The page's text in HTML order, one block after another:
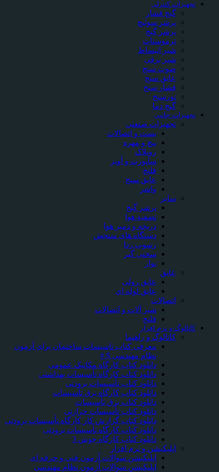
تجهیزات کنترلی
گیج فشار
پرشر سوئیچ
پرشر گیج
ترموستات
شیر انبساط
شیر برقی
صوت سنج
عایق سنج
فشار سنج
نورسنج
گیج دما
تجهیزات جانبی
تجهیزات صنعتی
بست و اتصالات
پیچ و مهره
روپلاک
ساپورت و آویز
فلنج
عایق سنج
واشر
سایر
پرشر گیج
تصفیه هوا
دریچه و دمپر هوا
دستگاه های سنجش
رسوب زدا
سختی گیر
نوار
عایق
عایق رولی
عایق لوله ای
اتصالات
شیر آلات و اتصالات
فلنج
کاتالوگ و نرم افزار
کاتالوگ و راهنما
معرفی کتاب تاسیسات ساختمان برای آزمون
نظام مهندسی $ #
دانلود کتاب کارگاه مکانیک عمومی
دانلود کتاب کارگاه تأسیسات بهداشتی
دانلود کتاب تأسیسات برودتی
دانلود کتاب کارگاه برق تأسیسات
دانلود کتاب برق تأسیسات
دانلود کتاب تأسیسات حرارتی
دانلود کتاب گزارش کار کارگاه تأسیسات برودتی
دانلود کتاب کارگاه تأسیسات برودتی
دانلود کتاب کارگاه جوش 3
اپلیکیشن و نرم افزار
اپلیکیشن سوالات آزمون فنی و حرفه ای
اپلیکیشن سوالات آزمون نظام مهندسی